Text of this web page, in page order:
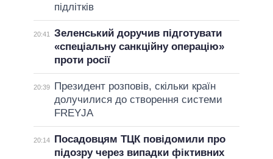
підлітків
20:41
Зеленський доручив підготувати
«спеціальну санкційну операцію»
проти росії
20:39
Президент розповів, скільки країн
долучилися до створення системи
FREYJA
20:14
Посадовцям ТЦК повідомили про
підозру через випадки фіктивних